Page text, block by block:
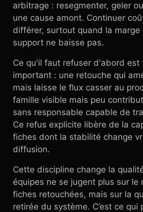
arbitrage : resegmenter, geler
une cause amont. Continuer
différer, surtout quand la marge
support ne baisse pas.
Ce qu'il faut refuser d'abord est
important : une retouche qui
mais laisse le flux casser au
famille visible mais peu
sans responsable capable de
Ce refus explicite libère de la
fiches dont la stabilité change
diffusion.
Cette discipline change la
équipes ne se jugent plus sur le
fiches retouchées, mais sur la
retirée du système. C’est ce qui